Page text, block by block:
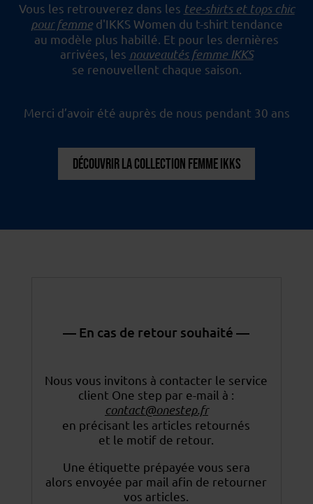
Vous les retrouverez dans les tee-shirts et tops chic
pour femmed'IKKS Women du t-shirt tendance
au modèle plus habillé. Et pour les dernières
arrivées, les nouveautés femme IKKS
se renouvellent chaque saison.
Merci d’avoir été auprès de nous pendant 30 ans
DÉCOUVRIR LA COLLECTION FEMME IKKS
— En cas de retour souhaité —
Nous vous invitons à contacter le service
client One step par e-mail à :
contact@onestep.fr
en précisant les articles retournés
et le motif de retour.
Une étiquette prépayée vous sera
alors envoyée par mail afin de retourner
vos articles.